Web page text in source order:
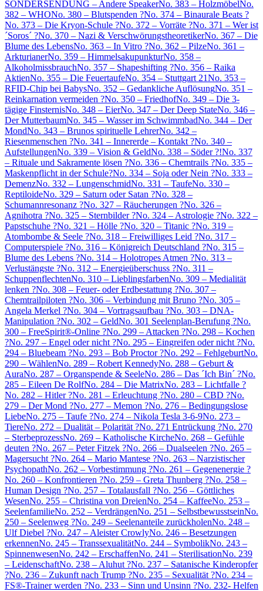
SONDERSENDUNG – Andere SpeakerNo. 383 – HolzmöbelNo.
382 – WHONo. 380 – Blutspenden ?No. 374 – Binaurale Beats ?
No. 373 – Die Kryon-Schule ?No. 372 – Vorräte ?No. 371 – Wer ist
´Soros´ ?No. 370 – Nazi & VerschwörungstheoretikerNo. 367 – Die
Blume des LebensNo. 363 – In Vitro ?No. 362 – PilzeNo. 361 –
ArkturianerNo. 359 – HimmelsakupunkturNo. 358 –
AlkoholmissbrauchNo. 357 – Shapeshifting ?No. 356 – Raika
AktienNo. 355 – Die FeuertaufeNo. 354 – Stuttgart 21No. 353 –
RFID-Chip bei BabysNo. 352 – Gedankliche AuflösungNo. 351 –
Reinkarnation vermeiden ?No. 350 – FriedhofNo. 349 – Die 3-
tägige FinsternisNo. 348 – EierNo. 347 – Der Deep StateNo. 346 –
Der MutterbaumNo. 345 – Wasser im SchwimmbadNo. 344 – Der
MondNo. 343 – Brunos spirituelle LehrerNo. 342 –
Riesenmenschen ?No. 341 – Innererde – Kontakt ?No. 340 –
AufstellungenNo. 339 – Vision & GeldNo. 338 – Söder ?!No. 337
– Rituale und Sakramente lösen ?No. 336 – Chemtrails ?No. 335 –
Maskenpflicht in der Schule?No. 334 – Soja oder Nein ?No. 333 –
DemenzNo. 332 – LungenschmidNo. 331 – TaufeNo. 330 –
ReptiloideNo. 329 – Saturn oder Satan ?No. 328 –
Schumannresonanz ?No. 327 – Räucherungen ?No. 326 –
Agnihotra ?No. 325 – Sternbilder ?No. 324 – Astrologie ?No. 322 –
Papstschuhe ?No. 321 – Hölle ?No. 320 – Titanic ?No. 319 –
Atombombe & Seele ?No. 318 – Freiwilliges Leid ?No. 317 –
Computerspiele ?No. 316 – Königreich Deutschland ?No. 315 –
Blume des Lebens ?No. 314 – Holotropes Atmen ?No. 313 –
Verlustängste ?No. 312 – Energieüberschuss ?No. 311 –
SchuppenflechtenNo. 310 – LieblingsfarbenNo. 309 – Medialität
lenken ?No. 308 – Feuer- oder Erdbestattung ?No. 307 –
Chemtrailpiloten ?No. 306 – Verbindung mit Bruno ?No. 305 –
Angela Merkel ?No. 304 – Vortragsaufbau ?No. 303 – DNA-
Manipulation ?No. 302 – GeldNo. 301 Seelenplan-Berufung ?No.
300 – FreeSpirit®-Online ?No. 299 – Attacken ?No. 298 – Kochen
?No. 297 – Engel oder nicht ?No. 295 – Eingreifen oder nicht ?No.
294 – Bluebeam ?No. 293 – Bob Proctor ?No. 292 – FehlgeburtNo.
290 – WählenNo. 289 – Robert KennedyNo. 288 – Geburt &
AuraNo. 287 – Organspende & SeeleNo. 286 – Das ´Ich Bin´ ?No.
285 – Eileen De RolfNo. 284 – Die MatrixNo. 283 – Lichtfalle ?
No. 282 – Hitler ?No. 281 – Erleuchtung ?No. 280 – CBD ?No.
279 – Der Mond ?No. 277 – Memon ?No. 276 – Bedingungslose
LiebeNo. 275 – Taufe ?No. 274 – Nikola Tesla 3-6-9No. 273 –
TiereNo. 272 – Dualität – Polarität ?No. 271 Entrückung ?No. 270
– SterbeprozessNo. 269 – Katholische KircheNo. 268 – Gefühle
deuten ?No. 267 – Peter Fitzek ?No. 266 – Dualseelen ?No. 265 –
Magersucht ?No. 264 – Mario Mantese ?No. 263 – Narzistischer
PsychopathNo. 262 – Vorbestimmung ?No. 261 – Gegenenergie ?
No. 260 – Konfrontieren ?No. 259 – Greta Thunberg ?No. 258 –
Human Design ?No. 257 – Totalausfall ?No. 256 – Göttliches
WesenNo. 255 – Christina von DreienNo. 254 – KaffeeNo. 253 –
SeelenfamilieNo. 252 – VerdrängenNo. 251 – SelbstbewusstseinNo.
250 – Seelenweg ?No. 249 – Seelenanteile zurückholenNo. 248 –
Ulf Diebel ?No. 247 – Aleister CrowlyNo. 246 – Besetzungen
erkennenNo. 245 – TranssexualitätNo. 244 – SymbolikNo. 243 –
SpinnenwesenNo. 242 – ErschaffenNo. 241 – SterilisationNo. 239
– LeidenschaftNo. 238 – Aluhut ?No. 237 – Satanische Kinderopfer
?No. 236 – Zukunft nach Trump ?No. 235 – Sexualität ?No. 234 –
FS®-Trainer werden ?No. 233 – Sinn und Unsinn ?No. 232- Helfen